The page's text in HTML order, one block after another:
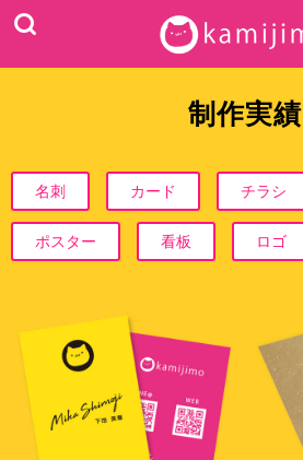
制作実績
名刺 カード チラシ
ポスター 看板 ロゴ